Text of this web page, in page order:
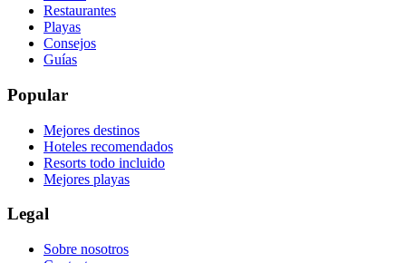
Restaurantes
Playas
Consejos
Guías
Popular
Mejores destinos
Hoteles recomendados
Resorts todo incluido
Mejores playas
Legal
Sobre nosotros